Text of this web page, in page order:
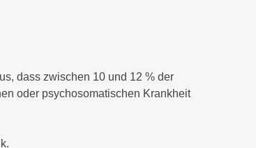
dass zwischen 10 und 12 % der
oder psychosomatischen Krankheit